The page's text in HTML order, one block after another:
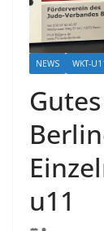
NEWS WKT-
u11